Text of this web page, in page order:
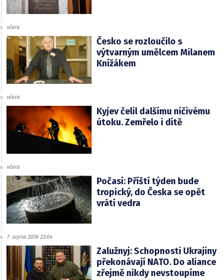
včera
Česko se rozloučilo s
výtvarným umělcem Milanem
Knížákem
včera
Kyjev čelil dalšímu ničivému
útoku. Zemřelo i dítě
včera
Počasí: Příští týden bude
tropický, do Česka se opět
vrátí vedra
7. srpna 2026 22:04
Zalužnyj: Schopnosti Ukrajiny
překonávají NATO. Do aliance
zřejmě nikdy nevstoupíme